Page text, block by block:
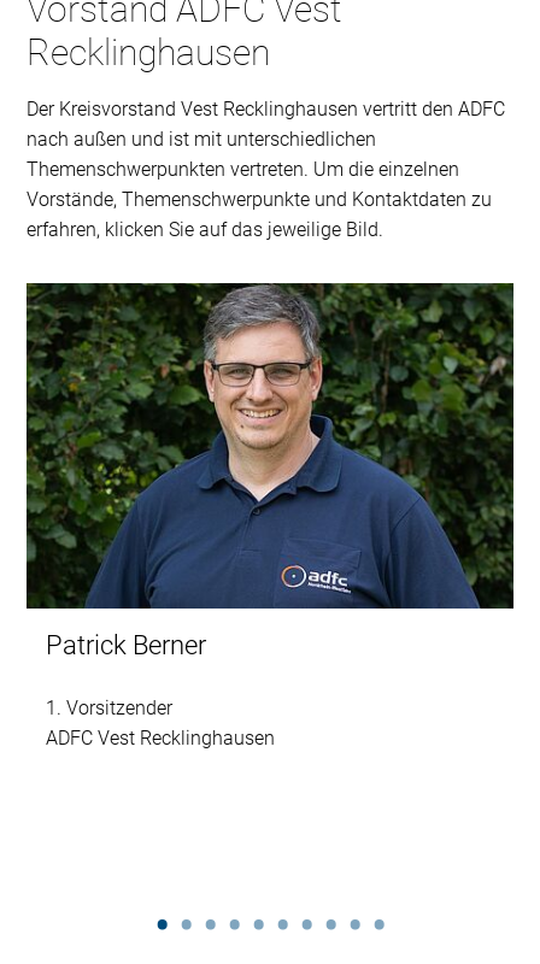
Vorstand ADFC Vest
Recklinghausen
Der Kreisvorstand Vest Recklinghausen vertritt den ADFC
nach außen und ist mit unterschiedlichen
Themenschwerpunkten vertreten. Um die einzelnen
Vorstände, Themenschwerpunkte und Kontaktdaten zu
erfahren, klicken Sie auf das jeweilige Bild.
Patrick Berner
1. Vorsitzender
ADFC Vest Recklinghausen